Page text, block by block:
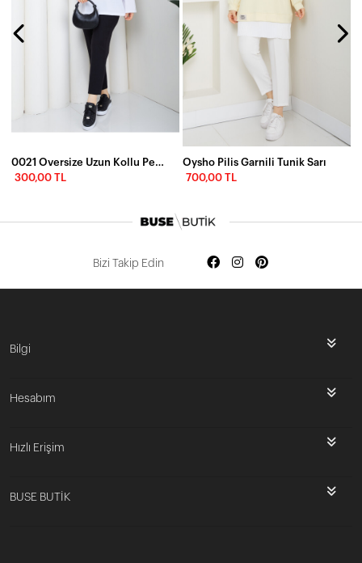
300,00 TL
Oysho Pilis Garnili Tunik Sarı
700,00 TL
Bizi Takip Edin
Bilgi
Hesabım
Hızlı Erişim
BUSE BUTİK